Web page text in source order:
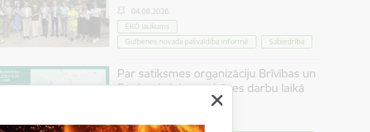
04.08.2026.
EKO laukums
Gulbenes novada pašvaldība informē
Sabiedrība
Par satiksmes organizāciju Brīvības un
Dzelzceļa ielas pārbūves darbu laikā